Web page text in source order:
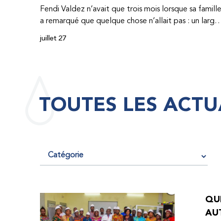
Fendi Valdez n’avait que trois mois lorsque sa famille
a remarqué que quelque chose n’allait pas : un large
hématome était apparu sur son corps. À l’époque,
étaient chers et difficiles à se procurer. Afin que son
saignements, manquait l’école, était hospitalisé, et a
fini par développer des problèmes très graves aux
par le Programme d’aide humanitaire de la
Fédération mondiale de l’hémophilie qu’il a
juillet 27
TOUTES LES